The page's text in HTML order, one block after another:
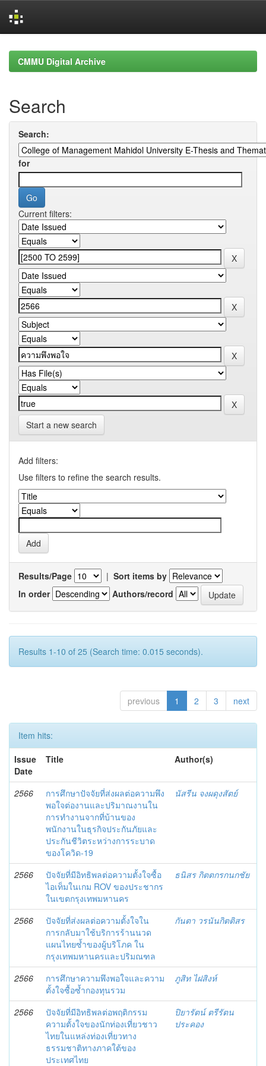
navigationCMMU Digital Archive
Search
Search:
for
Current filters:
Start a new search
Add filters:
Use filters to refine the search results.
Results/Page | Sort items by
In order
Authors/record
Results 1-10 of 25 (Search time: 0.015 seconds).
previous 1 2 3 next
Item hits:
Issue
Date
Title Author(s)
2566
การศึกษาปัจจัยที่ส่งผลต่อความพึง
พอใจต่องานและปริมาณงานใน
การทำงานจากที่บ้านของ
พนักงานในธุรกิจประกันภัยและ
ประกันชีวิตระหว่างการระบาด
ของโควิด-19
นัสรีน จงผดุงสัตย์
2566
ปัจจัยที่มีอิทธิพลต่อความตั้งใจซื้อ
ไอเท็มในเกม ROV ของประชากร
ในเขตกรุงเทพมหานคร
ธนิสร กิตตกรกนกชัย
2566
ปัจจัยที่ส่งผลต่อความตั้งใจใน
การกลับมาใช้บริการร้านนวด
แผนไทยซ้ำของผู้บริโภค ใน
กรุงเทพมหานครและปริมณฑล
กันตา วรนันกิตติสร
2566
การศึกษาความพึงพอใจและความ
ตั้งใจซื้อซ้ำกองทุนรวม
ภูสิท ไฝสิงห์
2566
ปัจจัยที่มีอิทธิพลต่อพฤติกรรม
ความตั้งใจของนักท่องเที่ยวชาว
ไทยในแหล่งท่องเที่ยวทาง
ธรรมชาติทางภาคใต้ของ
ประเทศไทย
ปิยารัตน์ ตรีรัตน
ประคอง